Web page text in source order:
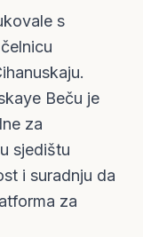
s
Beču je
za
sjedištu
i suradnju da
za